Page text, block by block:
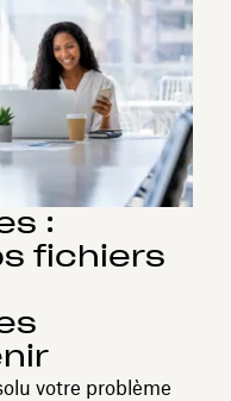
:
fichiers
votre problème